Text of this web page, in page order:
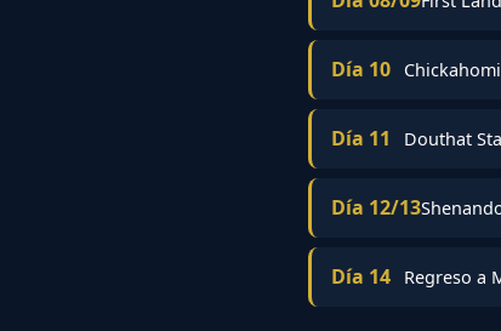
Día 10
Día 11 Douthat
Día 12/13
Día 14 Regreso a